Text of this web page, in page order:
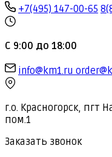
+7(495) 147-00-65
С 9:00 до 18:00
info@km1.ru
г.о. Красногорск, пгт
пом.1
Заказать звонок